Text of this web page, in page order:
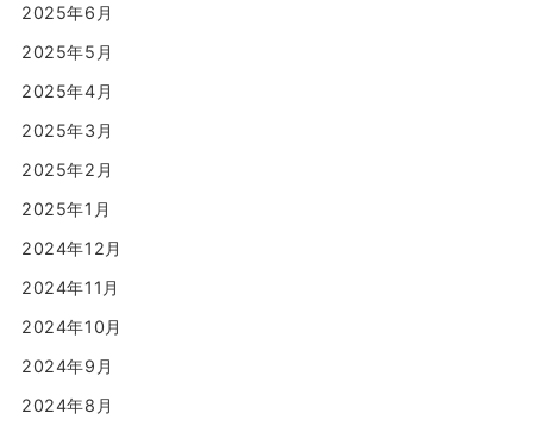
2025年6月
2025年5月
2025年4月
2025年3月
2025年2月
2025年1月
2024年12月
2024年11月
2024年10月
2024年9月
2024年8月